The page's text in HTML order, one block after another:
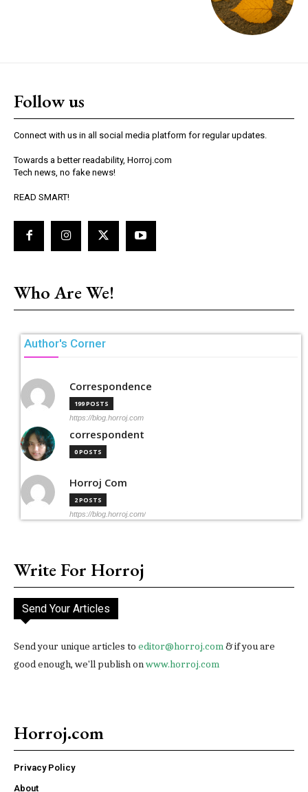
Follow us
Connect with us in all social media platform for regular updates.
Towards a better readability, Horroj.com
Tech news, no fake news!
READ SMART!
Who Are We!
Author's Corner
Correspondence
199 POSTS
https://blog.horroj.com
correspondent
0 POSTS
Horroj Com
2 POSTS
https://blog.horroj.com/
Write For Horroj
Send Your Articles
Send your unique articles to editor@horroj.com& if you are
good enough, we'll publish onwww.horroj.com
Horroj.com
Privacy Policy
About